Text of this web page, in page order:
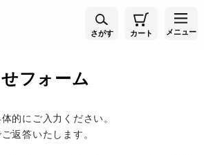
さがす カート メニュー
フォーム
的にご入力ください。
返答いたします。